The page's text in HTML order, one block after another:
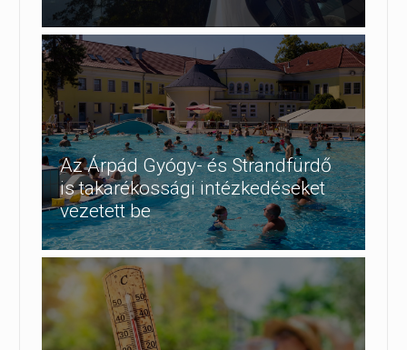
Az Árpád Gyógy- és Strandfürdő
is takarékossági intézkedéseket
vezetett be